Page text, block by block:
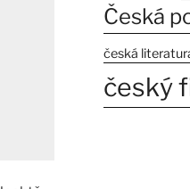
Česká
česká
český